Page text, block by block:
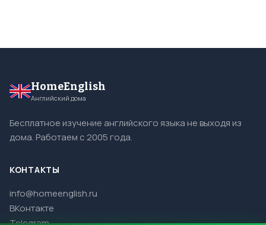
HomeEnglish
Английский дома
Бесплатное изучение английского языка не выходя из
дома. Работаем с 2005 года.
КОНТАКТЫ
info@homeenglish.ru
ВКонтакте